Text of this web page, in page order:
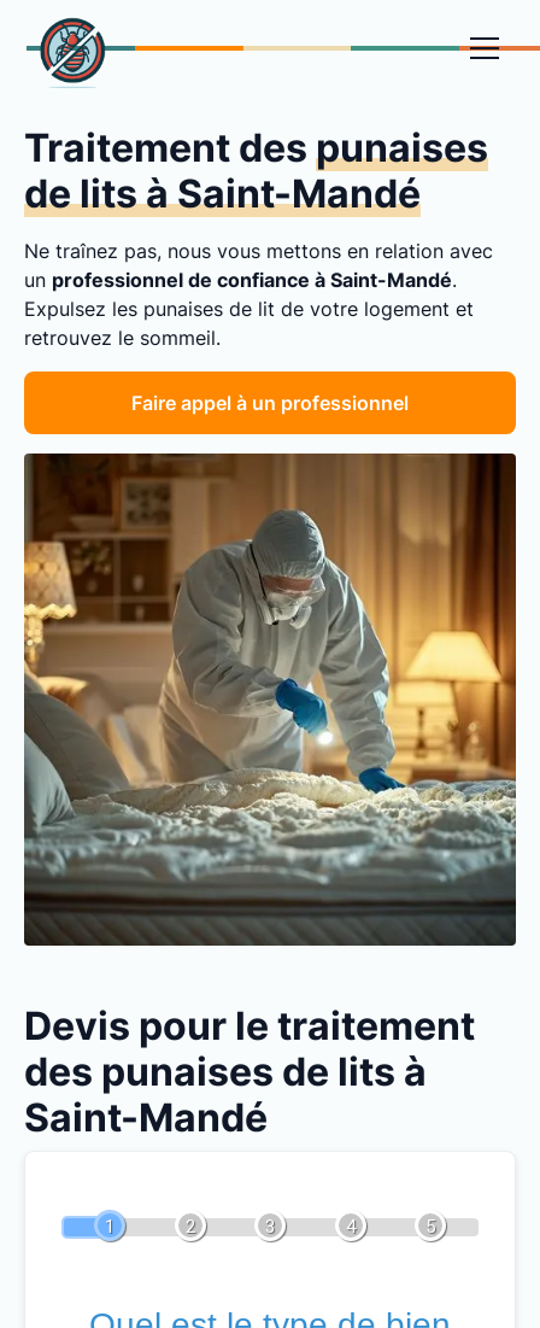
Traitement des punaises
de lits à Saint-Mandé
Ne traînez pas, nous vous mettons en relation avec
un professionnel de confiance à Saint-Mandé.
Expulsez les punaises de lit de votre logement et
retrouvez le sommeil.
Faire appel à un professionnel
Devis pour le traitement
des punaises de lits à
Saint-Mandé
1 2 3 4 5